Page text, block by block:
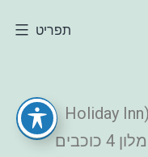
תפריט
הולידי אין לונדון ריג'נטס פארק (Holiday Inn
London – Regents Park) הוא מלון 4 כוכבים